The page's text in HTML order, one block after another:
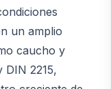
un amplio
caucho y
2215,